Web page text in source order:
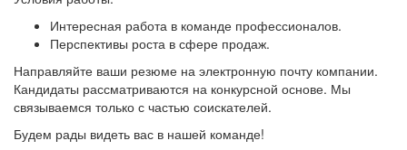
Интересная работа в команде профессионалов.
Перспективы роста в сфере продаж.
Направляйте ваши резюме на электронную почту компании.
Кандидаты рассматриваются на конкурсной основе. Мы
связываемся только с частью соискателей.
Будем рады видеть вас в нашей команде!